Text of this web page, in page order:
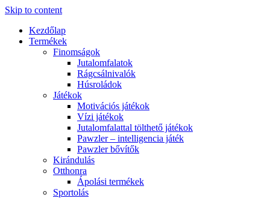
Skip to content
Kezdőlap
Termékek
Finomságok
Jutalomfalatok
Rágcsálnivalók
Húsroládok
Játékok
Motivációs játékok
Vízi játékok
Jutalomfalattal tölthető játékok
Pawzler – intelligencia játék
Pawzler bővítők
Kirándulás
Otthonra
Ápolási termékek
Sportolás